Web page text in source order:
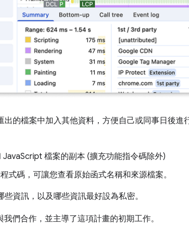
的檔案中加入其他資料，方便自己或同事日後進
JavaScript 檔案的副本 (擴充功能指令碼除外)
式碼，可讓您查看原始函式名稱和來源檔案。
些資訊，以及哪些資訊最好設為私密。
們合作，並主導了這項計畫的初期工作。